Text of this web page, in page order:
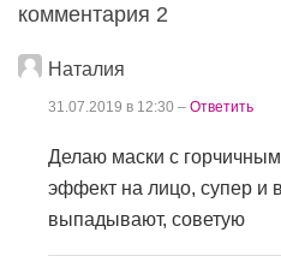
комментария 2
Наталия
31.07.2019 в 12:30 – Ответить
Делаю маски с
эффект на лицо, супер и
выпадывают, советую